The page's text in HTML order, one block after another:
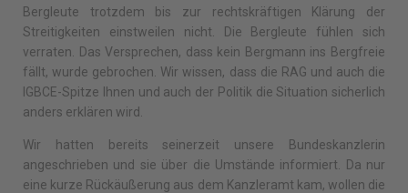
Bergleute trotzdem bis zur rechtskräftigen Klärung der
Streitigkeiten einstweilen nicht. Die Bergleute fühlen sich
verraten. Das Versprechen, dass kein Bergmann ins Bergfreie
fällt, wurde gebrochen. Wir wissen, dass die RAG und auch die
IGBCE-Spitze Ihnen und auch der Politik die Situation sicherlich
anders erklären wird.
Wir hatten bereits seinerzeit unsere Bundeskanzlerin
angeschrieben und sie über die Umstände informiert. Da nur
eine kurze Rückäußerung aus dem Kanzleramt kam, wollen die